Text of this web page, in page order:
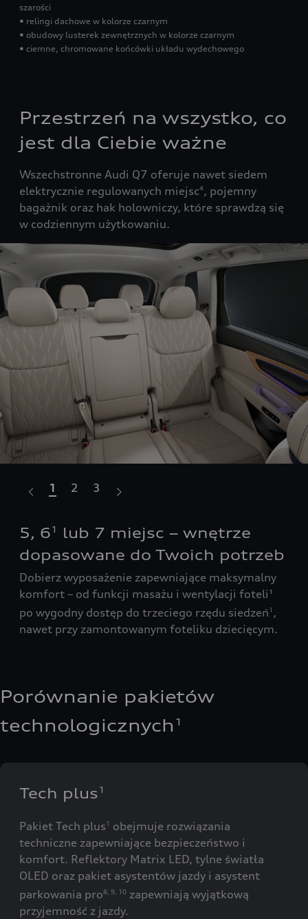
szarości
• relingi dachowe w kolorze czarnym
• obudowy lusterek zewnętrznych w kolorze czarnym
• ciemne, chromowane końcówki układu wydechowego
Przestrzeń na wszystko, co
jest dla Ciebie ważne
Wszechstronne Audi Q7 oferuje nawet siedem
elektrycznie regulowanych miejsc4, pojemny
bagażnik oraz hak holowniczy, które sprawdzą się
w codziennym użytkowaniu.
5, 6 1
lub 7 miejsc – wnętrze
dopasowane do Twoich potrzeb
Dobierz wyposażenie zapewniające maksymalny
komfort – od funkcji masażu i wentylacji foteli¹
po wygodny dostęp do trzeciego rzędu siedzeń1 ,
nawet przy zamontowanym foteliku dziecięcym.
1 2 3
Porównanie pakietów
technologicznych 1
Tech plus 1
Pakiet Tech plus1
obejmuje rozwiązania
techniczne zapewniające bezpieczeństwo i
komfort. Reflektory Matrix LED, tylne światła
OLED oraz pakiet asystentów jazdy i asystent
parkowania pro8 9 10 zapewniają wyjątkową
przyjemność z jazdy.